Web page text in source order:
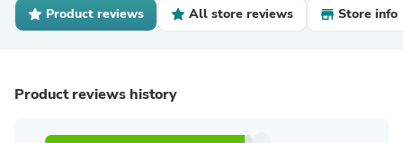
Product reviews All store reviews Store info
Product reviews history